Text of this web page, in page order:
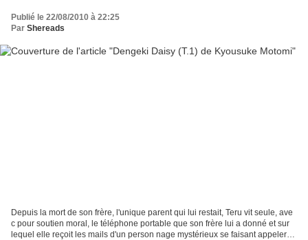
Publié le 22/08/2010 à 22:25
Par Shereads
Depuis la mort de son frère, l'unique parent qui lui restait, Teru vit seule, ave
c pour soutien moral, le téléphone portable que son frère lui a donné et sur
lequel elle reçoit les mails d'un person nage mystérieux se faisant appeler